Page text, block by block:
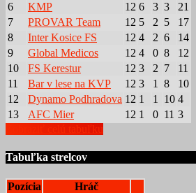
6
KMP 12 6 3 3
21
7
PROVAR Team 12 5 2 5
17
8
Inter Kosice FS 12 4 2 6
14
9
Global Medicos 12 4 0 8
12
10
FS Kerestur 12 3 2 7
11
11
Bar v lese na KVP 12 3 1 8
10
12
Dynamo Podhradova 12 1 1 10 4
13
AFC Mier 12 1 0 11 3
Zobraziť celú tabuľku
Tabuľka strelcov
Pozícia
Hráč